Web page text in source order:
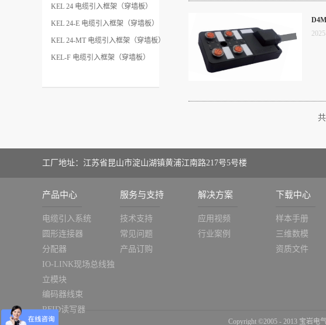
KEL 24 电缆引入框架（穿墙板）
KEL 24-E 电缆引入框架（穿墙板）
KEL 24-MT 电缆引入框架（穿墙板）
KEL-F 电缆引入框架（穿墙板）
2025
共
工厂地址：江苏省昆山市淀山湖镇黄浦江南路217号5号楼
产品中心
电缆引入系统
圆形连接器
分配器
IO-LINK现场总线独
立模块
编码器线束
RFID读写器
服务与支持
技术支持
常见问题
产品订购
解决方案
应用视频
行业案例
下载中心
样本手册
三维数模
资质文件
Copyright ©2005 - 2013 宝岩电